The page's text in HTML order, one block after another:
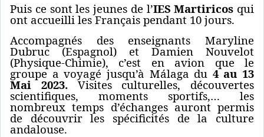
Puis ce sont les jeunes de l’IES Martiricos qui
ont accueilli les Français pendant 10 jours.
Accompagnés des enseignants Maryline
Dubruc (Espagnol) et Damien Nouvelot
(Physique-Chimie), c’est en avion que le
groupe a voyagé jusqu’à Málaga du 4 au 13
Mai 2023.Visites culturelles, découvertes
scientifiques, moments sportifs,… les
nombreux temps d’échanges auront permis
de découvrir les spécificités de la culture
andalouse.